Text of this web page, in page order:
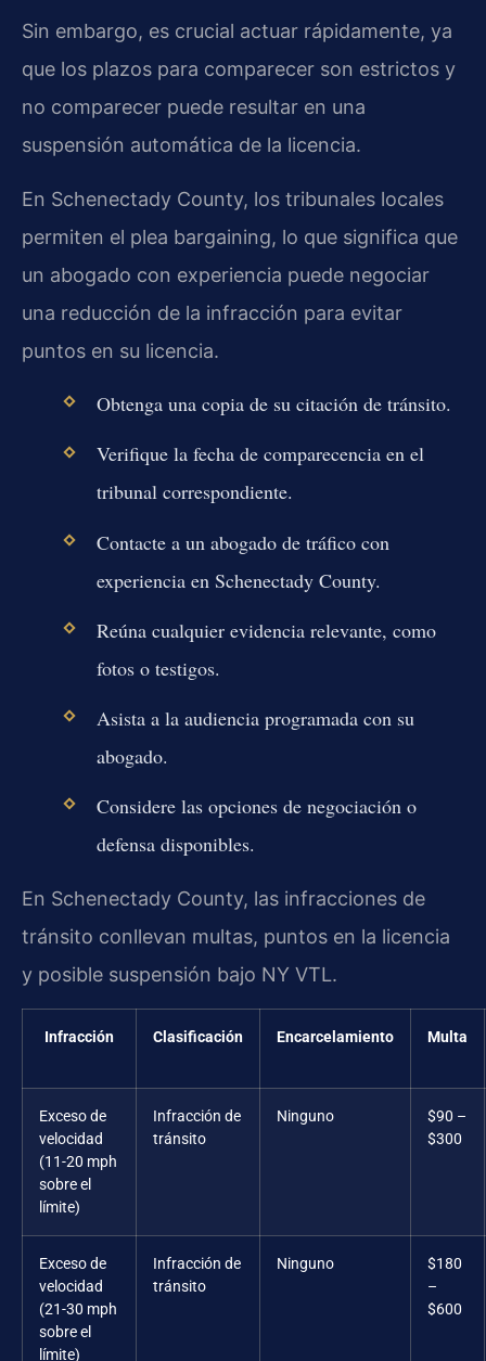
Sin embargo, es crucial actuar rápidamente, ya
que los plazos para comparecer son estrictos y
no comparecer puede resultar en una
suspensión automática de la licencia.
En Schenectady County, los tribunales locales
permiten el plea bargaining, lo que significa que
un abogado con experiencia puede negociar
una reducción de la infracción para evitar
puntos en su licencia.
Obtenga una copia de su citación de tránsito.
Verifique la fecha de comparecencia en el
tribunal correspondiente.
Contacte a un abogado de tráfico con
experiencia en Schenectady County.
Reúna cualquier evidencia relevante, como
fotos o testigos.
Asista a la audiencia programada con su
abogado.
Considere las opciones de negociación o
defensa disponibles.
En Schenectady County, las infracciones de
tránsito conllevan multas, puntos en la licencia
y posible suspensión bajo NY VTL.
Infracción Clasificación Encarcelamiento Multa
Exceso de
velocidad
(11-20 mph
sobre el
límite)
Infracción de
tránsito
Ninguno
$90 –
$300
Exceso de
velocidad
(21-30 mph
sobre el
límite)
Infracción de
tránsito
Ninguno
$180
–
$600